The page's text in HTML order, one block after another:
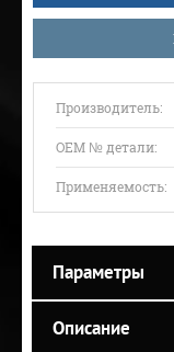
Производитель:
ОЕМ № детали:
Применяемость:
Параметры
Описание